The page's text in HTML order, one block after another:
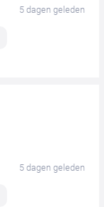
5 dagen geleden
5 dagen geleden